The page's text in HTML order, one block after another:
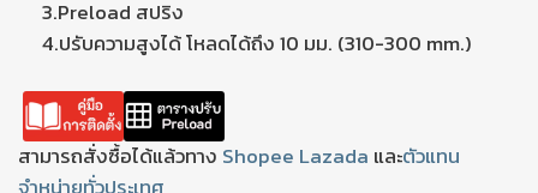
3.Preload สปริง
4.ปรับความสูงได้ โหลดได้ถึง 10 มม. (310-300 mm.)
สามารถสั่งซื้อได้แล้วทาง Shopee Lazada และตัวแทน